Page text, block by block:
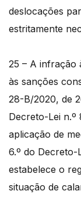
deslocações
estritamente
25 – A infração
às sanções
28-B/2020, de
Decreto-Lei
aplicação de
6.º do Decreto-
estabelece o
situação de